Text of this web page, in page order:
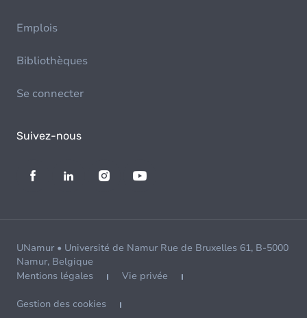
Emplois
Bibliothèques
Se connecter
Suivez-nous
UNamur • Université de Namur Rue de Bruxelles 61, B-5000
Namur, Belgique
Mentions légales
Vie privée
Gestion des cookies